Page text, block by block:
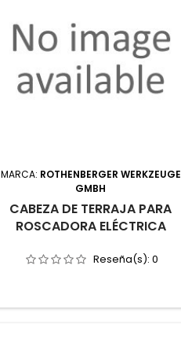
MARCA: ROTHENBERGER WERKZEUGE
GMBH
CABEZA DE TERRAJA PARA
ROSCADORA ELÉCTRICA
Reseña(s): 0